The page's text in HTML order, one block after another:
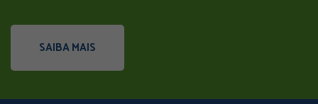
SAIBA MAIS